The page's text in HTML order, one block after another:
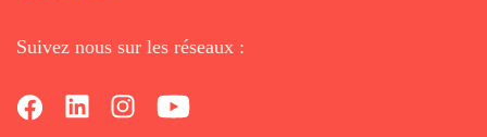
Suivez nous sur les réseaux :